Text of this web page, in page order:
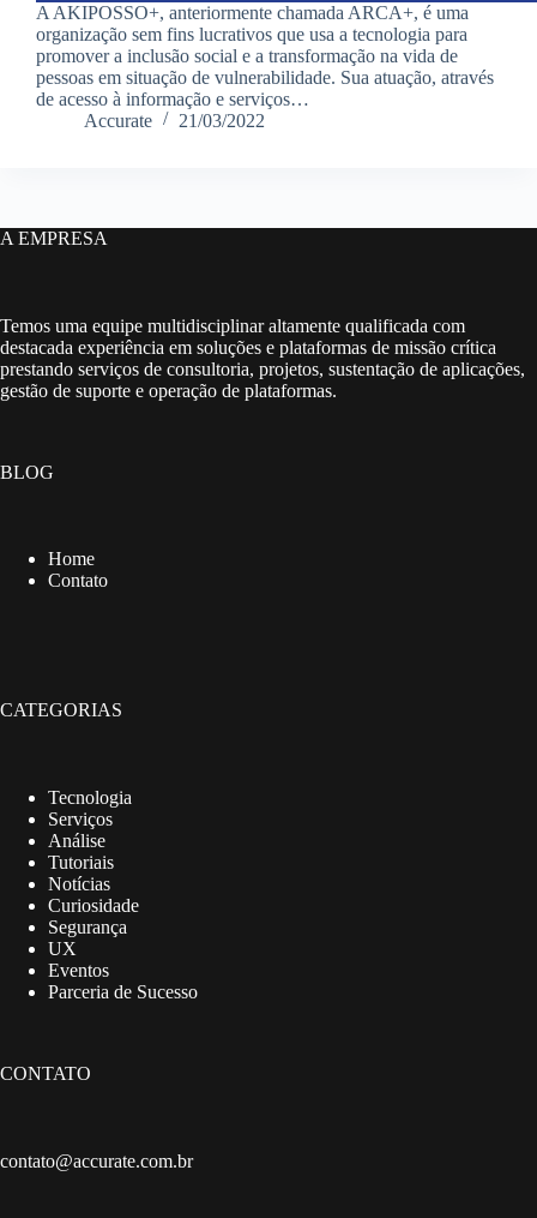
A AKIPOSSO+, anteriormente chamada ARCA+, é uma
organização sem fins lucrativos que usa a tecnologia para
promover a inclusão social e a transformação na vida de
pessoas em situação de vulnerabilidade. Sua atuação, através
de acesso à informação e serviços…
Accurate
21/03/2022
A EMPRESA
Temos uma equipe multidisciplinar altamente qualificada com
destacada experiência em soluções e plataformas de missão crítica
prestando serviços de consultoria, projetos, sustentação de aplicações,
gestão de suporte e operação de plataformas.
BLOG
Home
Contato
CATEGORIAS
Tecnologia
Serviços
Análise
Tutoriais
Notícias
Curiosidade
Segurança
UX
Eventos
Parceria de Sucesso
CONTATO
contato@accurate.com.br